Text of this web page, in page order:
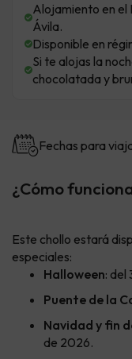
Alojamiento en el
Ávila.
Disponible en
Si te alojas la
chocolatada y
Fechas para
¿Cómo
Este chollo estará
especiales:
Halloween: del
Puente de la
Navidad y fin
de 2026.